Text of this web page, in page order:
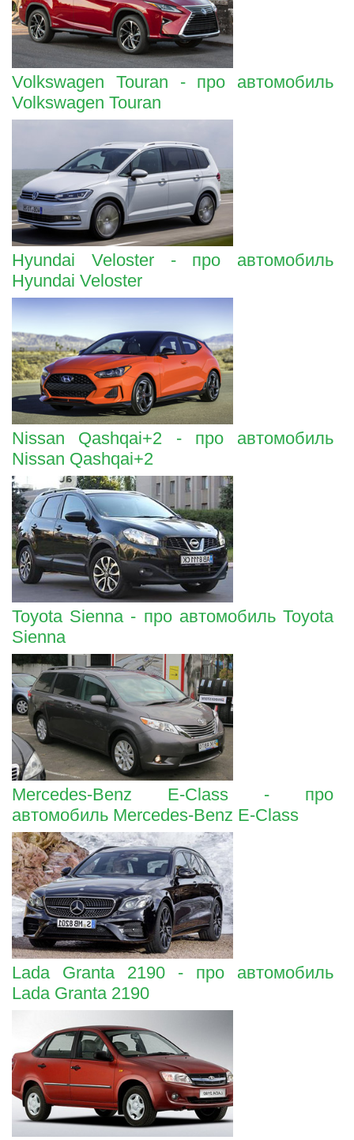
Volkswagen Touran - про автомобиль
Volkswagen Touran
Hyundai Veloster - про автомобиль
Hyundai Veloster
Nissan Qashqai+2 - про автомобиль
Nissan Qashqai+2
Toyota Sienna - про автомобиль Toyota
Sienna
Mercedes-Benz E-Class - про
автомобиль Mercedes-Benz E-Class
Lada Granta 2190 - про автомобиль
Lada Granta 2190